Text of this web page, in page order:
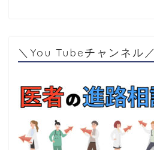
＼You Tubeチャンネル／